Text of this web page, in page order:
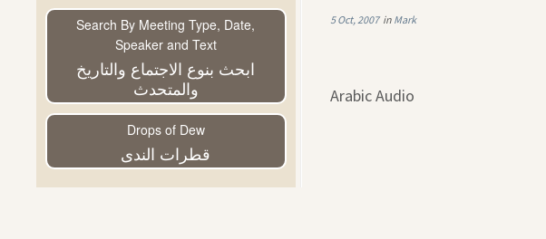
Search By Meeting Type, Date,
Speaker and Text
ابحث بنوع الاجتماع والتاريخ
والمتحدث
Drops of Dew
قطرات الندى
5 Oct, 2007in Mark
Arabic Audio